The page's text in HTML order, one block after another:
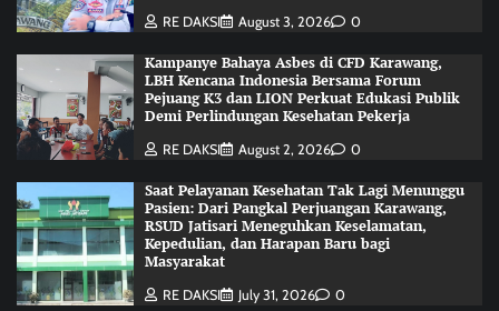
RE DAKSI August 3, 2026 0
Kampanye Bahaya Asbes di CFD Karawang,
LBH Kencana Indonesia Bersama Forum
Pejuang K3 dan LION Perkuat Edukasi Publik
Demi Perlindungan Kesehatan Pekerja
RE DAKSI August 2, 2026 0
Saat Pelayanan Kesehatan Tak Lagi Menunggu
Pasien: Dari Pangkal Perjuangan Karawang,
RSUD Jatisari Meneguhkan Keselamatan,
Kepedulian, dan Harapan Baru bagi
Masyarakat
RE DAKSI July 31, 2026 0